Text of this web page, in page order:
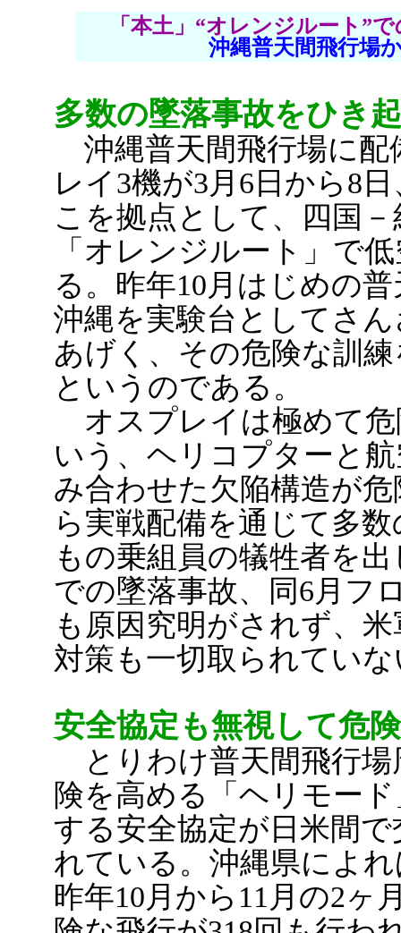
「本土」“オレンジルート”
沖縄普天間飛行場
多数の墜落事故をひき
沖縄普天間飛行場に配
レイ3機が3月6日から8
こを拠点として、四国
「オレンジルート」で
る。昨年10月はじめの
沖縄を実験台としてさ
あげく、その危険な訓
というのである。
オスプレイは極めて危
いう、ヘリコプターと
み合わせた欠陥構造が
ら実戦配備を通じて多
もの乗組員の犠牲者を
での墜落事故、同6月フ
も原因究明がされず、
対策も一切取られてい
安全協定も無視して危
とりわけ普天間飛行場
険を高める「ヘリモー
する安全協定が日米間
れている。沖縄県によ
昨年10月から11月の2ヶ